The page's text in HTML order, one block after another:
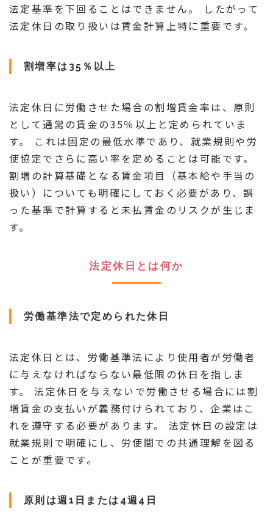
法定基準を下回ることはできません。 したがって
法定休日の取り扱いは賃金計算上特に重要です。
割増率は35％以上
法定休日に労働させた場合の割増賃金率は、原則
として通常の賃金の35％以上と定められていま
す。 これは固定の最低水準であり、就業規則や労
使協定でさらに高い率を定めることは可能です。
割増の計算基礎となる賃金項目（基本給や手当の
扱い）についても明確にしておく必要があり、誤
った基準で計算すると未払賃金のリスクが生じま
す。
法定休日とは何か
労働基準法で定められた休日
法定休日とは、労働基準法により使用者が労働者
に与えなければならない最低限の休日を指しま
す。 法定休日を与えないで労働させる場合には割
増賃金の支払いが義務付けられており、企業はこ
れを遵守する必要があります。 法定休日の設定は
就業規則で明確にし、労使間での共通理解を図る
ことが重要です。
原則は週1日または4週4日